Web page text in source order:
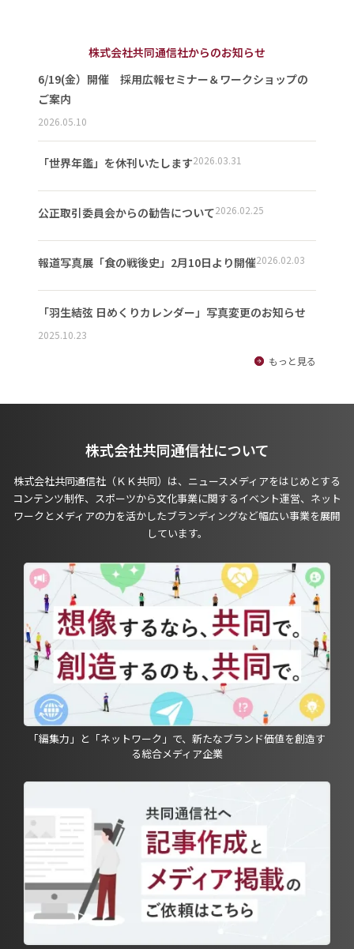
株式会社共同通信社からのお知らせ
6/19(金）開催 採用広報セミナー＆ワークショップの
ご案内
2026.05.10
「世界年鑑」を休刊いたします2026.03.31
公正取引委員会からの勧告について2026.02.25
報道写真展「食の戦後史」2月10日より開催2026.02.03
「羽生結弦 日めくりカレンダー」写真変更のお知らせ
2025.10.23
もっと見る
株式会社共同通信社について
株式会社共同通信社（ＫＫ共同）は、ニュースメディアをはじめとする
コンテンツ制作、スポーツから文化事業に関するイベント運営、ネット
ワークとメディアの力を活かしたブランディングなど幅広い事業を展開
しています。
「編集力」と「ネットワーク」で、新たなブランド価値を創造す
る総合メディア企業